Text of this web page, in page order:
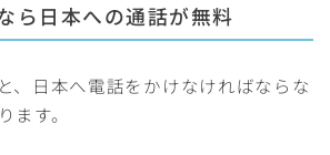
日本への通話が無料
、日本へ電話をかけなければならな
ます。